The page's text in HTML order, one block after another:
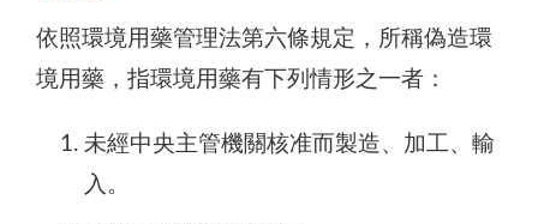
依照環境用藥管理法第六條規定，所稱偽造環
境用藥，指環境用藥有下列情形之一者：
未經中央主管機關核准而製造、加工、輸
入。